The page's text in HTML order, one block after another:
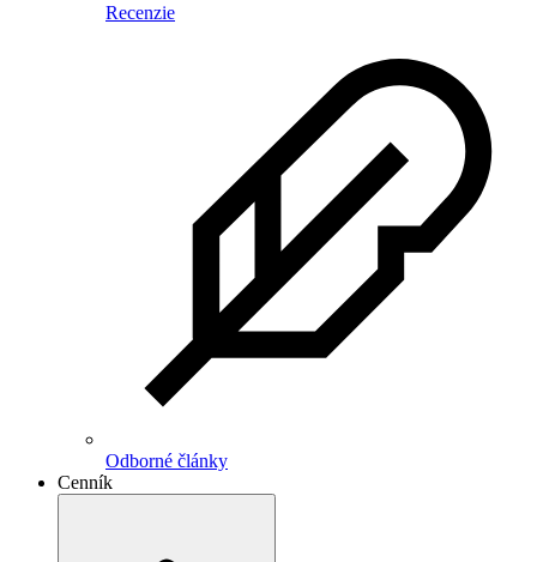
Recenzie
Odborné články
Cenník